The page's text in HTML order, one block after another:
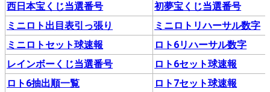
西日本宝くじ当選番号
初夢宝くじ当選番号
ミニロト出目表引っ張り
ミニロトリハーサル数字
ミニロトセット球速報
ロト6リハーサル数字
レインボーくじ当選番号
ロト6セット球速報
ロト6抽出順一覧
ロト7セット球速報